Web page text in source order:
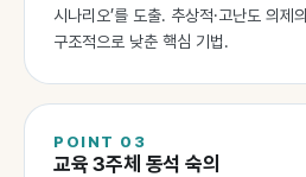
시나리오’를 도출. 추상적·고난도 의제
구조적으로 낮춘 핵심 기법.
POINT 03
교육 3주체 동석 숙의